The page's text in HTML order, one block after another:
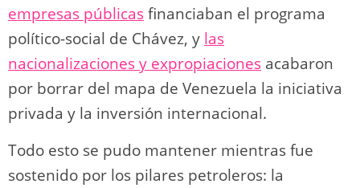
empresas públicasfinanciaban el programa
político-social de Chávez, y las
nacionalizaciones y expropiaciones acabaron
por borrar del mapa de Venezuela la iniciativa
privada y la inversión internacional.
Todo esto se pudo mantener mientras fue
sostenido por los pilares petroleros: la